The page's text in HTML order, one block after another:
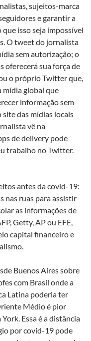
sujeitos-marca
e garantir a
isso seja impossível
O tweet do jornalista
sem autorização; o
oferecerá sua força de
o próprio Twitter que,
mídia global que
informação sem
site das mídias locais
vê na
de delivery pode
trabalho no Twitter.
antes da covid-19:
nas ruas para assistir
as informações de
Getty, AP ou EFE,
capital financeiro e
Buenos Aires sobre
com Brasil onde a
Latina poderia ter
Médio é pior
Essa é a distância
por covid-19 pode